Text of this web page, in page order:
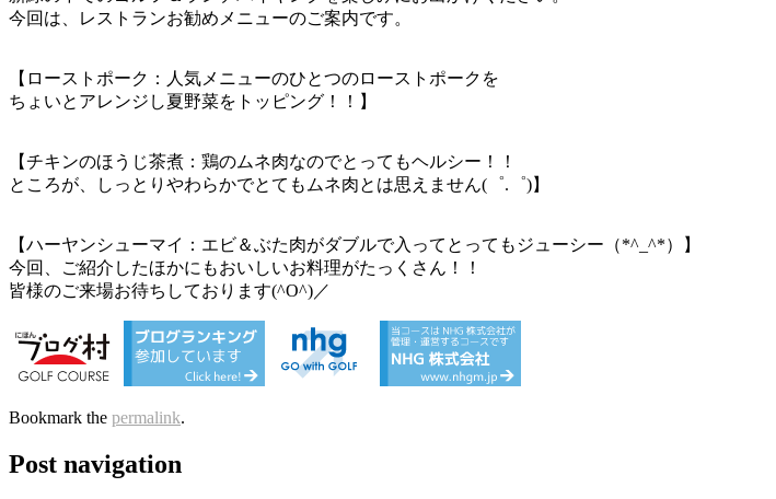
今回は、レストランお勧めメニューのご案内です。
【ローストポーク：人気メニューのひとつのローストポークを
ちょいとアレンジし夏野菜をトッピング！！】
【チキンのほうじ茶煮：鶏のムネ肉なのでとってもヘルシー！！
ところが、しっとりやわらかでとてもムネ肉とは思えません(゜.゜)】
【ハーヤンシューマイ：エビ＆ぶた肉がダブルで入ってとってもジューシー（*^_^*）】
今回、ご紹介したほかにもおいしいお料理がたっくさん！！
皆様のご来場お待ちしております(^O^)／
Bookmark the permalink.
Post navigation